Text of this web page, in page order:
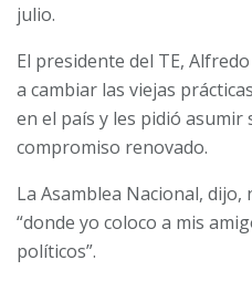
julio.
El presidente del TE,
a cambiar las viejas
en el país y les pidió asumir
compromiso renovado.
La Asamblea Nacional, dijo,
“donde yo coloco a mis
políticos”.